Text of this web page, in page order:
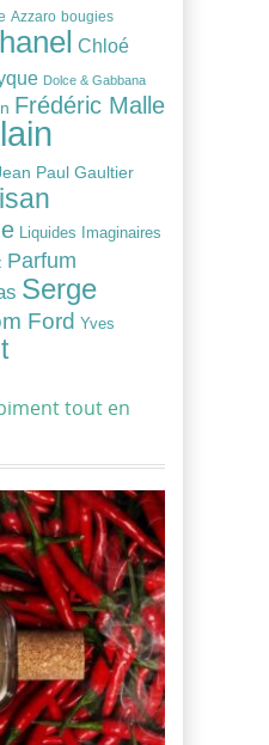
Azzaro bougies
Chloé
Dolce & Gabbana
Frédéric Malle
Paul Gaultier
Liquides Imaginaires
Parfum
Serge
Ford Yves
tout en